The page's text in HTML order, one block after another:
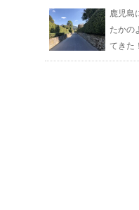
鹿児島
たかの
てきた！